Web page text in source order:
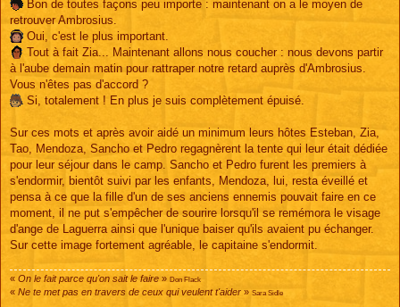
Bon de toutes façons peu importe : maintenant on a le moyen de
retrouver Ambrosius.
Oui, c'est le plus important.
Tout à fait Zia... Maintenant allons nous coucher : nous devons partir
à l'aube demain matin pour rattraper notre retard auprès d'Ambrosius.
Vous n'êtes pas d'accord ?
Si, totalement ! En plus je suis complètement épuisé.
Sur ces mots et après avoir aidé un minimum leurs hôtes Esteban, Zia,
Tao, Mendoza, Sancho et Pedro regagnèrent la tente qui leur était dédiée
pour leur séjour dans le camp. Sancho et Pedro furent les premiers à
s'endormir, bientôt suivi par les enfants, Mendoza, lui, resta éveillé et
pensa à ce que la fille d'un de ses anciens ennemis pouvait faire en ce
moment, il ne put s'empêcher de sourire lorsqu'il se remémora le visage
d'ange de Laguerra ainsi que l'unique baiser qu'ils avaient pu échanger.
Sur cette image fortement agréable, le capitaine s'endormit.
« On le fait parce qu'on sait le faire » Don Flack
« Ne te met pas en travers de ceux qui veulent t'aider » Sara Sidle